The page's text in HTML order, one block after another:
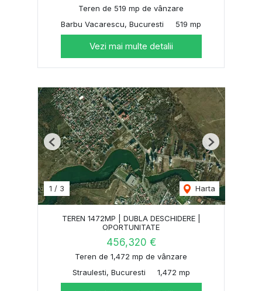
Teren de 519 mp de vânzare
Barbu Vacarescu, Bucuresti
519 mp
Vezi mai multe detalii
1 / 3 Harta
Previous Next
TEREN 1472MP | DUBLA DESCHIDERE |
OPORTUNITATE
456,320 €
Teren de 1,472 mp de vânzare
Straulesti, Bucuresti
1,472 mp